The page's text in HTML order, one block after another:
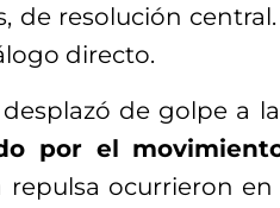
de resolución
directo.
de golpe a la
por el
repulsa ocurrieron